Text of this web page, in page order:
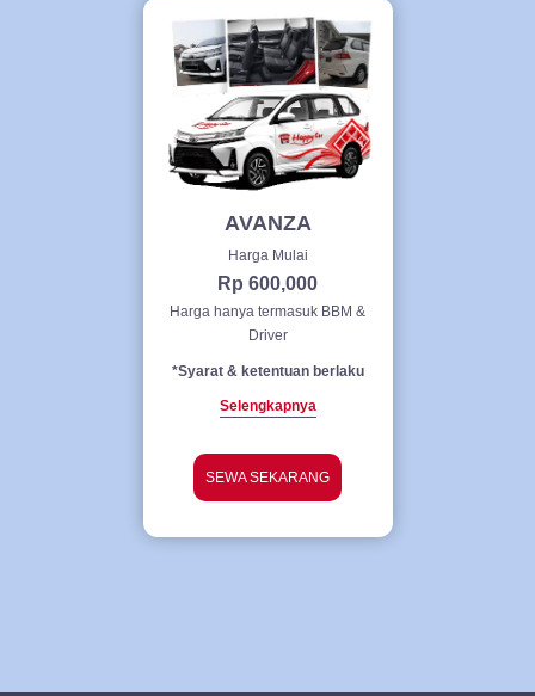
AVANZA
Harga Mulai
Rp 600,000
Harga hanya termasuk BBM &
Driver
*Syarat & ketentuan berlaku
Selengkapnya
SEWA SEKARANG